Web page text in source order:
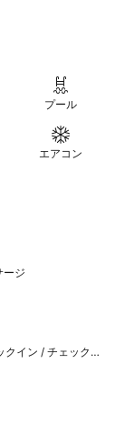
プール
エアコン
ージ
スピードチェックイン / チェックアウト